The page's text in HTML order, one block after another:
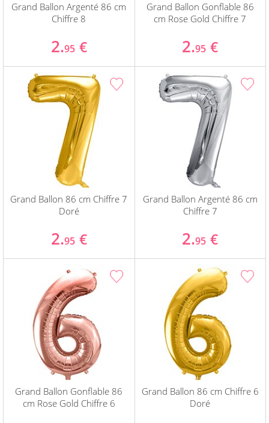
Grand Ballon Argenté 86 cm
Chiffre 8
2.95 €
Grand Ballon Gonflable 86
cm Rose Gold Chiffre 7
2.95 €
Grand Ballon 86 cm Chiffre 7
Doré
2.95 €
Grand Ballon Argenté 86 cm
Chiffre 7
2.95 €
Grand Ballon Gonflable 86
cm Rose Gold Chiffre 6
Grand Ballon 86 cm Chiffre 6
Doré